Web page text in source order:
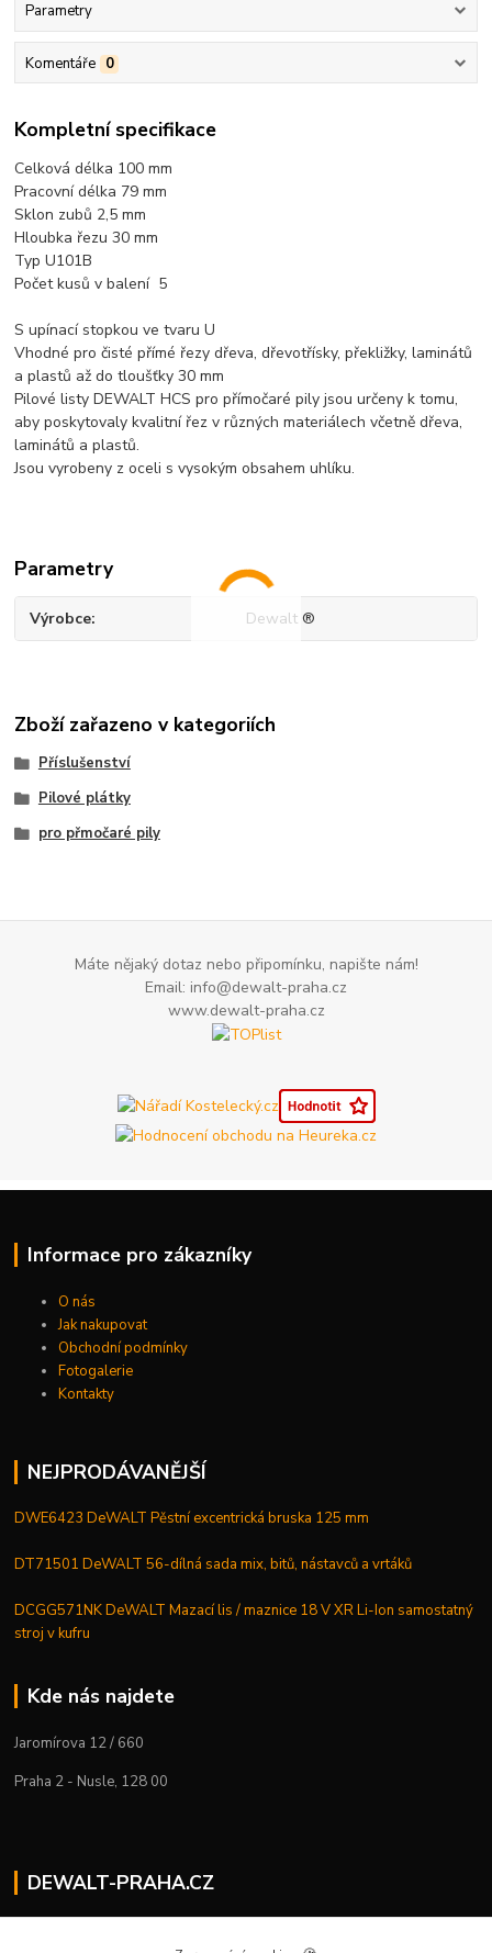
Parametry
Komentáře 0
Kompletní specifikace
Celková délka 100 mm
Pracovní délka 79 mm
Sklon zubů 2,5 mm
Hloubka řezu 30 mm
Typ U101B
Počet kusů v balení 5
S upínací stopkou ve tvaru U
Vhodné pro čisté přímé řezy dřeva, dřevotřísky, překližky, laminátů
a plastů až do tloušťky 30 mm
Pilové listy DEWALT HCS pro přímočaré pily jsou určeny k tomu,
aby poskytovaly kvalitní řez v různých materiálech včetně dřeva,
laminátů a plastů.
Jsou vyrobeny z oceli s vysokým obsahem uhlíku.
Parametry
Výrobce Dewalt ®
Zboží zařazeno v kategoriích
Příslušenství
Pilové plátky
pro přmočaré pily
Máte nějaký dotaz nebo připomínku, napište nám!
Email: info@dewalt-praha.cz
www.dewalt-praha.cz
Informace pro zákazníky
O nás
Jak nakupovat
Obchodní podmínky
Fotogalerie
Kontakty
NEJPRODÁVANĚJŠÍ
DWE6423 DeWALT Pěstní excentrická bruska 125 mm
DT71501 DeWALT 56-dílná sada mix, bitů, nástavců a vrtáků
DCGG571NK DeWALT Mazací lis / maznice 18 V XR Li-Ion samostatný
stroj v kufru
Kde nás najdete
Jaromírova 12 / 660
Praha 2 - Nusle, 128 00
DEWALT-PRAHA.CZ